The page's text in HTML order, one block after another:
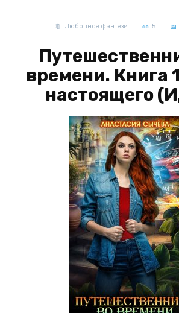
Любовное фэнтези 5
времени. Книга
настоящего